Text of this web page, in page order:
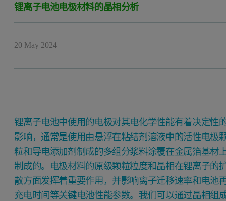
锂离子电池电极材料的晶相分析
20 May 2024
锂离子电池中使用的电极对其电化学性能有着决定性
影响，通常是使用由悬浮在粘结剂溶液中的活性电极
粒和导电添加剂制成的多组分浆料涂覆在金属箔基材
制成的。电极材料的原级颗粒粒度和晶相在锂离子的
散方面发挥着重要作用，并影响离子迁移速率和电池
充电时间等关键电池性能参数。我们可以通过晶相组